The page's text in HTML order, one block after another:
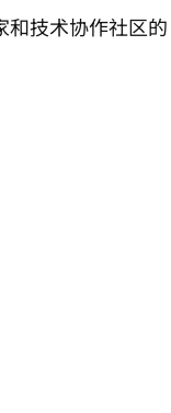
和技术协作社区的